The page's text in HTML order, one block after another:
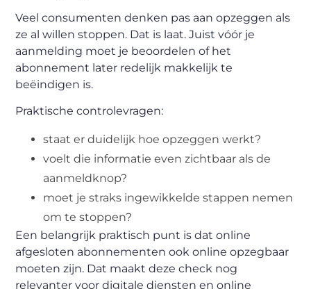
Veel consumenten denken pas aan opzeggen als
ze al willen stoppen. Dat is laat. Juist vóór je
aanmelding moet je beoordelen of het
abonnement later redelijk makkelijk te
beëindigen is.
Praktische controlevragen:
staat er duidelijk hoe opzeggen werkt?
voelt die informatie even zichtbaar als de
aanmeldknop?
moet je straks ingewikkelde stappen nemen
om te stoppen?
Een belangrijk praktisch punt is dat online
afgesloten abonnementen ook online opzegbaar
moeten zijn. Dat maakt deze check nog
relevanter voor digitale diensten en online